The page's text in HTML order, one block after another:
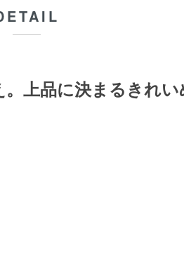
上品に決まるきれ